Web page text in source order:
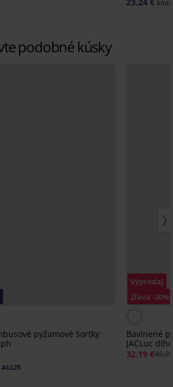
23,24 € kód:
podobné kúsky
pyžamové šortky
ALL25
Výpredaj
Zľava -30%
Bavlnené
JACLuc dlhé
32,19 €